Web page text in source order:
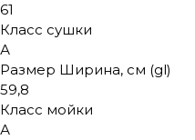
61
Класс сушки
А
Размер Ширина, см (gl)
59,8
Класс мойки
А